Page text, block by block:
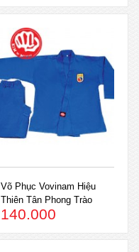
Võ Phục Vovinam Hiệu
Thiên Tân Phong Trào
140.000